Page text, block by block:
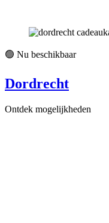
🟢 Nu beschikbaar
Dordrecht
Ontdek mogelijkheden